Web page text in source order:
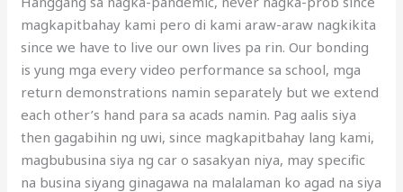
magkapitbahay kami pero di kami araw-araw nagkikita
since we have to live our own lives pa rin. Our bonding
is yung mga every video performance sa school, mga
return demonstrations namin separately but we extend
each other’s hand para sa acads namin. Pag aalis siya
then gagabihin ng uwi, since magkapitbahay lang kami,
magbubusina siya ng car o sasakyan niya, may specific
na busina siyang ginagawa na malalaman ko agad na siya